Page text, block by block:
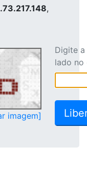
,
imagem]
Digite
lado no